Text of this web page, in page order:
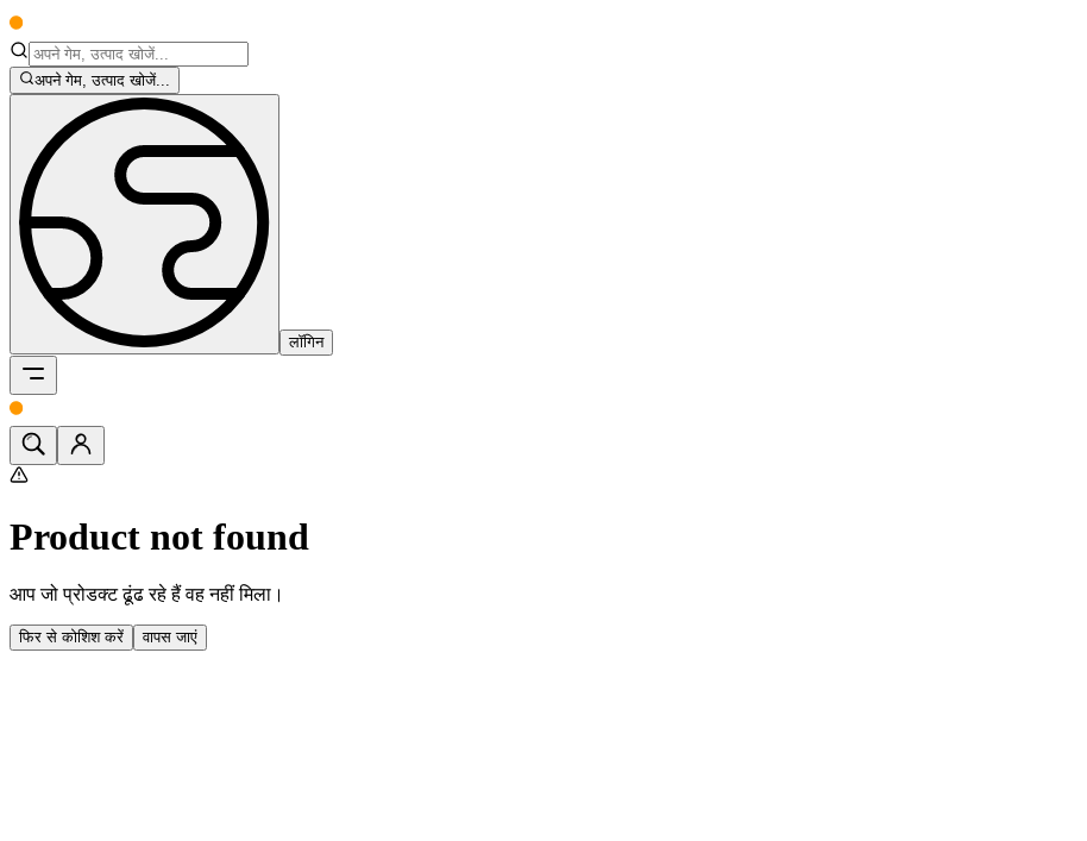
अपने गेम, उत्पाद खोजें...
लॉगिन
Product not found
आप जो प्रोडक्ट ढूंढ रहे हैं वह नहीं मिला।
फिर से कोशिश करें वापस जाएं